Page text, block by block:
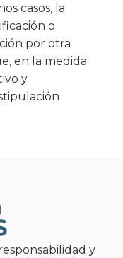
casos, la
o
por otra
en la medida
y
y